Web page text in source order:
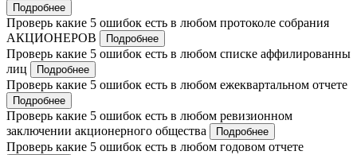
Подробнее
Проверь какие 5 ошибок есть в любом протоколе собрания
АКЦИОНЕРОВ
Подробнее
Проверь какие 5 ошибок есть в любом списке аффилированны
лиц
Подробнее
Проверь какие 5 ошибок есть в любом ежеквартальном отчете
Подробнее
Проверь какие 5 ошибок есть в любом ревизионном
заключении акционерного общества
Подробнее
Проверь какие 5 ошибок есть в любом годовом отчете